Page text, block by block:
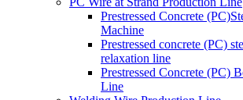
Prestressed Concrete
Machine
Prestressed concrete (PC)
relaxation line
Prestressed Concrete (PC)
Line